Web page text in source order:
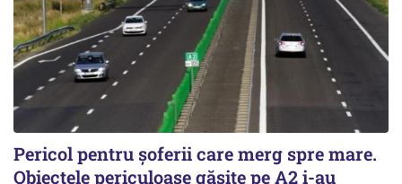
Pericol pentru șoferii care merg spre mare.
Obiectele periculoase găsite pe A2 i-au